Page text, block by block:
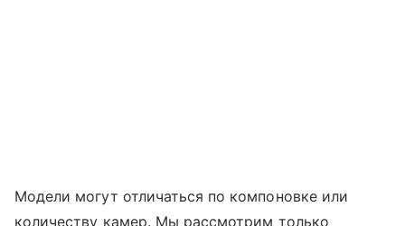
Модели могут отличаться по компоновке или
количеству камер. Мы рассмотрим только